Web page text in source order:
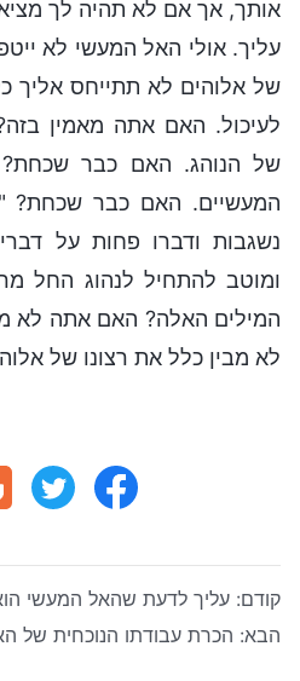
אותך, אך אם לא תהיה לך
עליך. אולי האל המעשי לא
של אלוהים לא תתייחס אליך
לעיכול. האם אתה מאמין
של הנוהג. האם כבר שכחת?
המעשיים. האם כבר שכחת?
נשגבות ודברו פחות על
ומוטב להתחיל לנהוג החל
המילים האלה? האם אתה לא
לא מבין כלל את רצונו של
קודם: עליך לדעת שהאל המעשי
הבא: הכרת עבודתו הנוכחית של